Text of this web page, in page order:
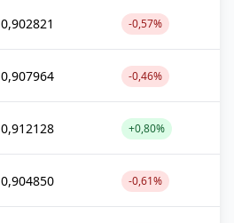
0,902821 -0,57%
0,907964 -0,46%
0,912128 +0,80%
0,904850 -0,61%